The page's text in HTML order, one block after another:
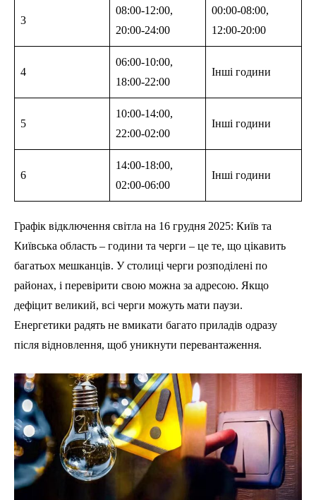
3
08:00-12:00,
20:00-24:00
00:00-08:00,
12:00-20:00
4
06:00-10:00,
18:00-22:00
Інші години
5
10:00-14:00,
22:00-02:00
Інші години
6
14:00-18:00,
02:00-06:00
Інші години
Графік відключення світла на 16 грудня 2025: Київ та
Київська область – години та черги – це те, що цікавить
багатьох мешканців. У столиці черги розподілені по
районах, і перевірити свою можна за адресою. Якщо
дефіцит великий, всі черги можуть мати паузи.
Енергетики радять не вмикати багато приладів одразу
після відновлення, щоб уникнути перевантаження.